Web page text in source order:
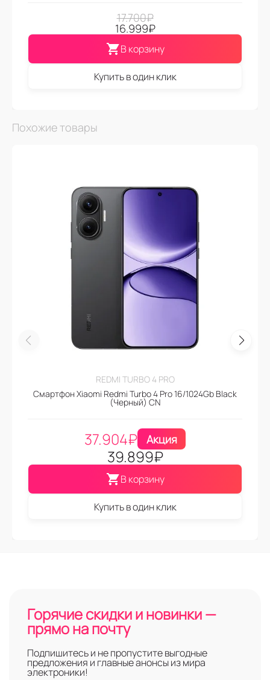
17.700₽
16.999₽
В корзину
Купить в один клик
Похожие товары
REDMI TURBO 4 PRO
Смартфон Xiaomi Redmi Turbo 4 Pro 16/1024Gb Black
(Черный) CN
37.904₽ Акция
39.899₽
В корзину
Купить в один клик
Горячие скидки и новинки —
прямо на почту
Подпишитесь и не пропустите выгодные
предложения и главные анонсы из мира
электроники!